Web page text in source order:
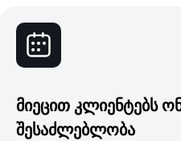
მიეცით კლიენტებს
შესაძლებლობა